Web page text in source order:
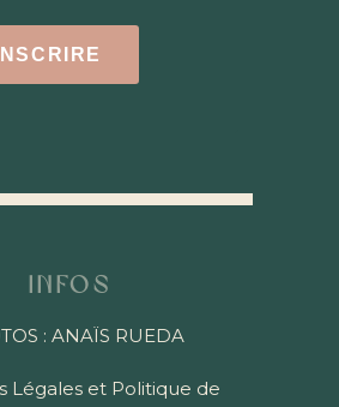
Infos
: ANAÏS RUEDA
Légales et Politique de